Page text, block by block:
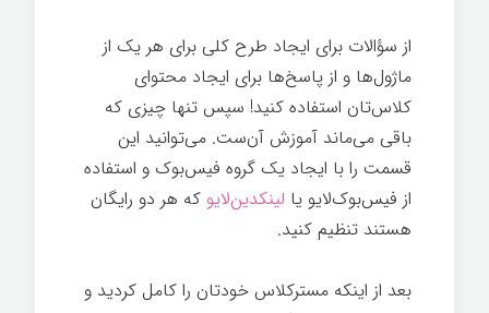
از سؤالات برای ایجاد طرح کلی برای هر یک از
ماژول‌ها و از پاسخ‌ها برای ایجاد محتوای
کلاس‌تان استفاده کنید! سپس تنها چیزی که
باقی می‌ماند آموزش آن‌ست. می‌توانید این
قسمت را با ایجاد یک گروه فیس‌بوک و استفاده
از فیس‌بوک‌لایو یا لینکدین‌لایو که هر دو رایگان
هستند تنظیم کنيد.
بعد از اینکه مسترکلاس خودتان را کامل کردید و